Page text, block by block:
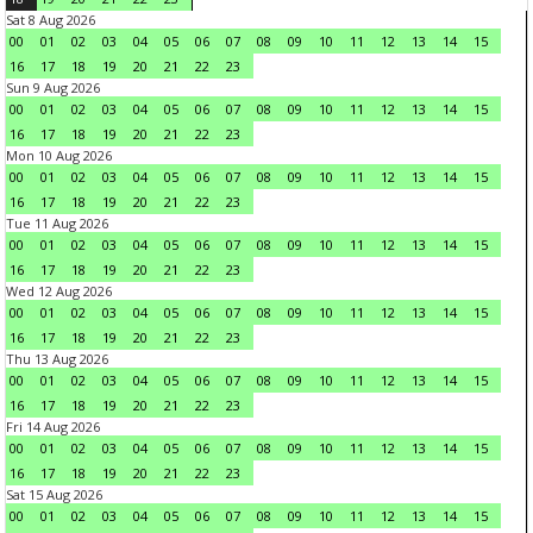
Sat 8 Aug 2026
00
01 02 03 04 05 06 07 08 09 10 11 12 13 14
15
16
17 18 19 20 21 22
23
Sun 9 Aug 2026
00
01 02 03 04 05 06 07 08 09 10 11 12 13 14
15
16
17 18 19 20 21 22
23
Mon 10 Aug 2026
00
01 02 03 04 05 06 07 08 09 10 11 12 13 14
15
16
17 18 19 20 21 22
23
Tue 11 Aug 2026
00
01 02 03 04 05 06 07 08 09 10 11 12 13 14
15
16
17 18 19 20 21 22
23
Wed 12 Aug 2026
00
01 02 03 04 05 06 07 08 09 10 11 12 13 14
15
16
17 18 19 20 21 22
23
Thu 13 Aug 2026
00
01 02 03 04 05 06 07 08 09 10 11 12 13 14
15
16
17 18 19 20 21 22
23
Fri 14 Aug 2026
00
01 02 03 04 05 06 07 08 09 10 11 12 13 14
15
16
17 18 19 20 21 22
23
Sat 15 Aug 2026
00
01 02 03 04 05 06 07 08 09 10 11 12 13 14
15